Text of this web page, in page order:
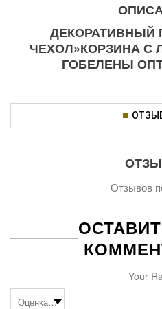
ДЕКОРАТИВНЫЙ
ЧЕХОЛ»КОРЗИНА С
ГОБЕЛЕНЫ
Отзывов
Your